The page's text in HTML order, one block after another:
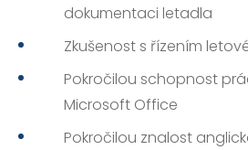
dokumentaci letadla
Zkušenost s řízením
Pokročilou schopnost
Microsoft Office
Pokročilou znalost